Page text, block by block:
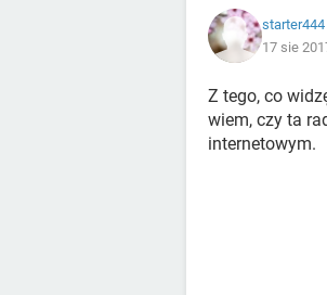
starter444
17 sie
Z tego, co
wiem, czy ta
internetowym.